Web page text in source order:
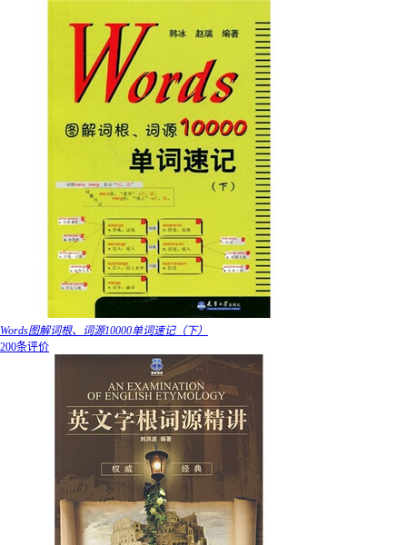
Words图解词根、词源10000单词速记（下）
200条评价